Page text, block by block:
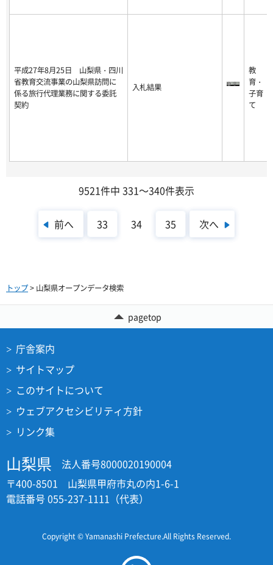
平成27年8月25日 山梨県・四川
省教育交流事業の山梨県訪問に
係る旅行代理業務に関する委託
契約
入札結果
教
育・
子育
て
9521件中 331～340件表示
前へ 33 34 35 次へ
トップ> 山梨県オープンデータ検索
pagetop
庁舎案内
サイトマップ
このサイトについて
ウェブアクセシビリティ方針
リンク集
山梨県
法人番号8000020190004
〒400-8501 山梨県甲府市丸の内1-6-1
電話番号 055-237-1111（代表）
Copyright © Yamanashi Prefecture.All Rights Reserved.